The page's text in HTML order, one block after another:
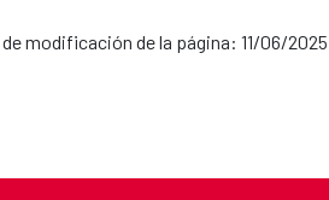
de modificación de la página: 11/06/2025